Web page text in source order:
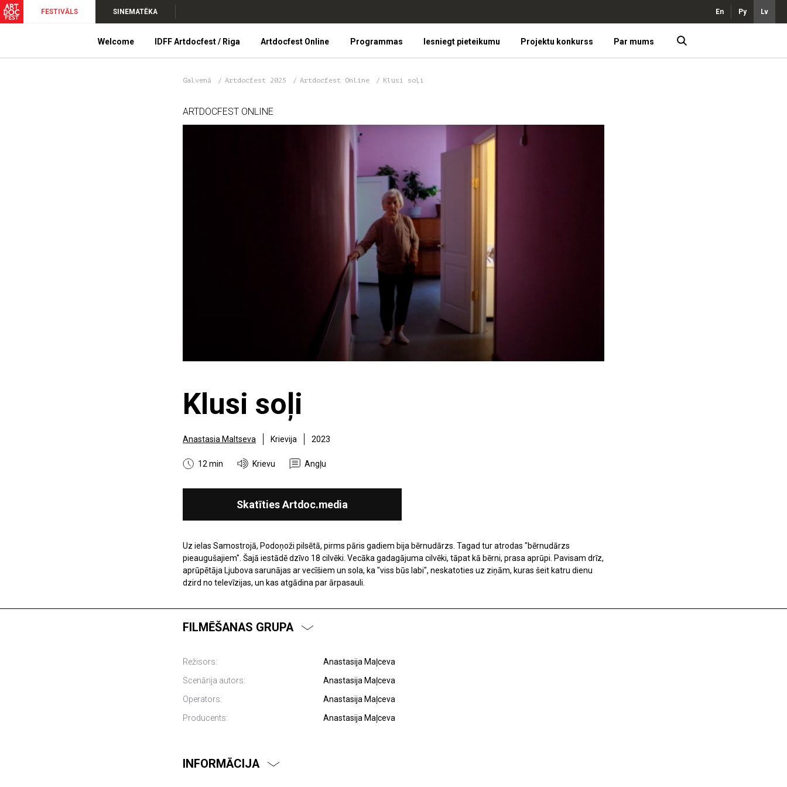
FESTIVĀLS SINEMATĒKA En Ру Lv
Welcome IDFF Artdocfest / Riga Artdocfest Online Programmas Iesniegt pieteikumu Projektu konkurss Par mums
Galvenā Artdocfest 2025 Artdocfest Online Klusi soļi
ARTDOCFEST ONLINE
Klusi soļi
Anastasia Maltseva Krievija 2023
12 min Krievu Angļu
Skatīties Artdoc.media
Uz ielas Samostrojā, Podoņoži pilsētā, pirms pāris gadiem bija bērnudārzs. Tagad tur atrodas "bērnudārzs
pieaugušajiem". Šajā iestādē dzīvo 18 cilvēki. Vecāka gadagājuma cilvēki, tāpat kā bērni, prasa aprūpi. Pavisam drīz,
aprūpētāja Ljubova sarunājas ar vecīšiem un sola, ka "viss būs labi", neskatoties uz ziņām, kuras šeit katru dienu
dzird no televīzijas, un kas atgādina par ārpasauli.
FILMĒŠANAS GRUPA
Režisors:
Anastasija Maļceva
Scenārija autors:
Anastasija Maļceva
Operators:
Anastasija Maļceva
Producents:
Anastasija Maļceva
INFORMĀCIJA